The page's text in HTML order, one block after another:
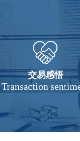
交易感悟
Transaction